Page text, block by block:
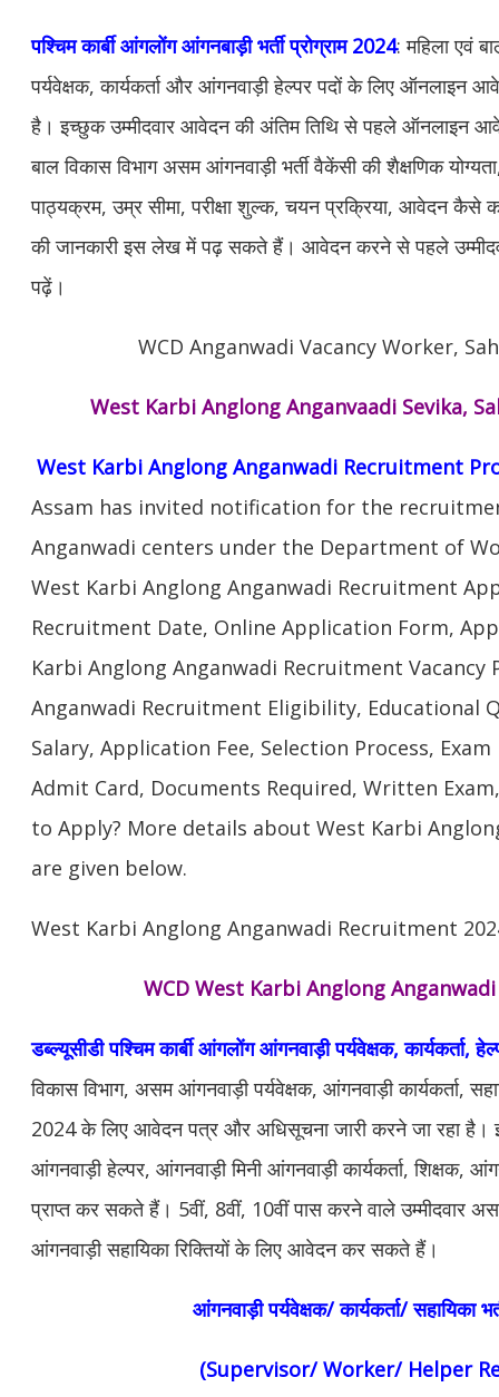
पश्चिम कार्बी आंगलोंग आंगनबाड़ी भर्ती प्रोग्राम 2024: महिला एवं
पर्यवेक्षक, कार्यकर्ता और आंगनवाड़ी हेल्पर पदों के लिए ऑनलाइन
है। इच्छुक उम्मीदवार आवेदन की अंतिम तिथि से पहले ऑनलाइन
बाल विकास विभाग असम आंगनवाड़ी भर्ती वैकेंसी की शैक्षणिक
पाठ्यक्रम, उम्र सीमा, परीक्षा शुल्क, चयन प्रक्रिया, आवेदन
की जानकारी इस लेख में पढ़ सकते हैं। आवेदन करने से पहले
पढ़ें।
WCD Anganwadi Vacancy Worker,
West Karbi Anglong Anganvaadi Sevika,
West Karbi Anglong Anganwadi Recruitment
Assam has invited notification for the
Anganwadi centers under the Department of
West Karbi Anglong Anganwadi Recruitment
Recruitment Date, Online Application Form,
Karbi Anglong Anganwadi Recruitment Vacancy
Anganwadi Recruitment Eligibility, Educational
Salary, Application Fee, Selection Process,
Admit Card, Documents Required, Written
to Apply? More details about West Karbi
are given below.
West Karbi Anglong Anganwadi Recruitment
WCD West Karbi Anglong
डब्ल्यूसीडी पश्चिम कार्बी आंगलोंग आंगनवाड़ी पर्यवेक्षक, कार्यकर्ता,
विकास विभाग, असम आंगनवाड़ी पर्यवेक्षक, आंगनवाड़ी कार्यकर्ता,
2024 के लिए आवेदन पत्र और अधिसूचना जारी करने जा रहा है।
आंगनवाड़ी हेल्पर, आंगनवाड़ी मिनी आंगनवाड़ी कार्यकर्ता, शिक्षक,
प्राप्त कर सकते हैं। 5वीं, 8वीं, 10वीं पास करने वाले उम्मीदवार
आंगनवाड़ी सहायिका रिक्तियों के लिए आवेदन कर सकते हैं।
आंगनवाड़ी पर्यवेक्षक/ कार्यकर्ता/ सहायिका
(Supervisor/ Worker/ Helper